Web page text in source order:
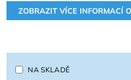
NA SKLADĚ